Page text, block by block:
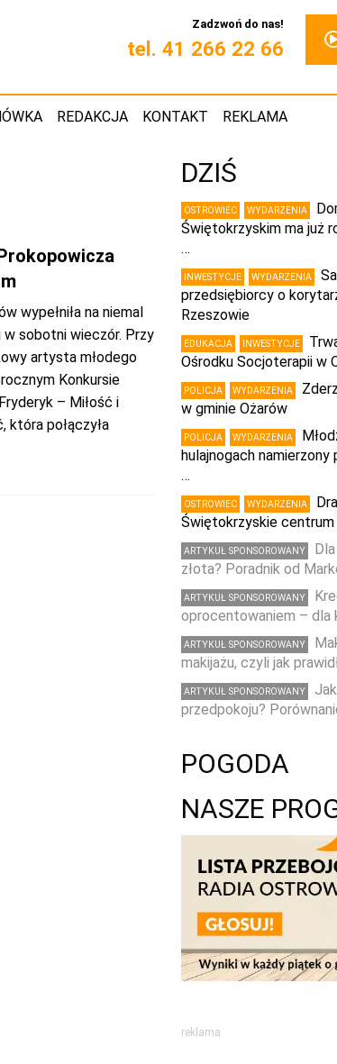
Zadzwoń do nas!
tel. 41 266 22 66
REDAKCJA KONTAKT REKLAMA
wypełniła na niemal
sobotni wieczór. Przy
artysta młodego
Konkursie
– Miłość i
która połączyła
DZIŚ
OSTROWIEC WYDARZENIA
Świętokrzyskim ma już
…
INWESTYCJE WYDARZENIA
przedsiębiorcy o
Rzeszowie
EDUKACJA INWESTYCJE
Ośrodku Socjoterapii w
POLICJA WYDARZENIA
w gminie Ożarów
POLICJA WYDARZENIA
hulajnogach
…
OSTROWIEC WYDARZENIA
Świętokrzyskie
ARTYKUŁ SPONSOROWANY
złota? Poradnik od
ARTYKUŁ SPONSOROWANY
oprocentowaniem – dla
ARTYKUŁ SPONSOROWANY
makijażu, czyli jak
ARTYKUŁ SPONSOROWANY
przedpokoju?
POGODA
NASZE
reklama